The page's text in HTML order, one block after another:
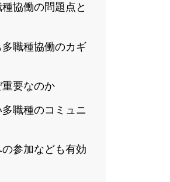
協働の問題点と
職種協働のカギ
要なのか
職種のコミュニ
参加なども有効